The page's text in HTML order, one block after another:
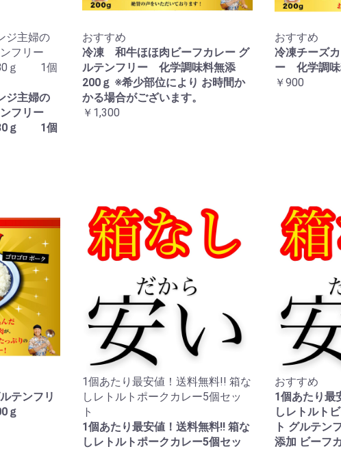
ジ主婦の
フリー
ｇ 1個
ジ主婦の
フリー
ｇ 1個
おすすめ
冷凍 和牛ほほ肉ビーフカレー グ
ルテンフリー 化学調味料無添
200ｇ ※希少部位により お時間か
かる場合がございます。
￥1,300
おすすめ
冷凍チーズ
ー 化学調味
￥900
テンフリ
ｇ
1個あたり最安値！送料無料!! 箱な
しレトルトポークカレー5個セッ
ト
1個あたり最安値！送料無料!! 箱な
しレトルトポークカレー5個セッ
おすすめ
1個あたり最
しレトルト
ト グルテ
添加 ビーフ